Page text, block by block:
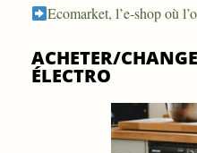
Ecomarket, l’e-shop où
ACHETER/
ÉLECTRO